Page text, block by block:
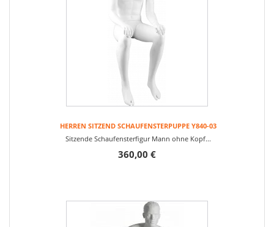
HERREN SITZEND SCHAUFENSTERPUPPE Y840-03
Sitzende Schaufensterfigur Mann ohne Kopf...
360,00 €